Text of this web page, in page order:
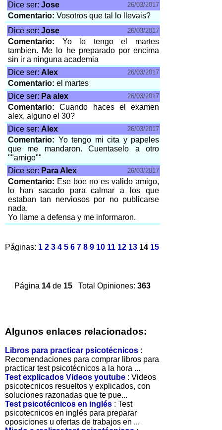
Dice ser: Jose 26/03/2017
Comentario: Vosotros que tal lo llevais?
Dice ser: Jose 26/03/2017
Comentario: Yo lo tengo el martes
tambien. Me lo he preparado por encima
sin ir a ninguna academia
Dice ser: Alex 26/03/2017
Comentario: el martes
Dice ser: Pa alex 26/03/2017
Comentario:Cuando haces el examen
alex, alguno el 30?
Dice ser: Alex 26/03/2017
Comentario: Yo tengo mi cita y papeles
que me mandaron. Cuentaselo a otro
""amigo""
Dice ser: Para Alex 26/03/2017
Comentario: Ese boe no es valido amigo,
lo han sacado para calmar a los que
estaban tan nerviosos por no publicarse
nada.
Yo llame a defensa y me informaron.
Páginas: 1 2 3 4 5 6 7 8 9 10 11 12 13 14 15
Página 14 de 15 Total Opiniones:363
Algunos enlaces relacionados:
Libros para practicar psicotécnicos :
Recomendaciones para comprar libros para
practicar test psicotécnicos a la hora ...
Test explicados Videos youtube : Videos
psicotecnicos resueltos y explicados, con
soluciones razonadas que te pue...
Test psicotécnicos en inglés : Test
psicotecnicos en inglés para preparar
oposiciones u ofertas de trabajos en ...